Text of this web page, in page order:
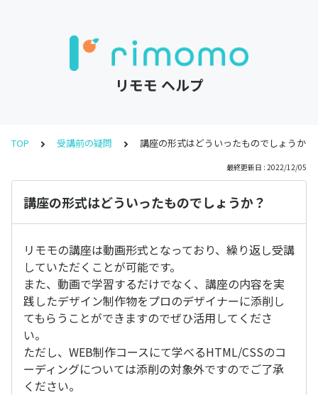
リモモ ヘルプ
TOP 受講前の疑問 講座の形式はどういったものでしょうか？
最終更新日 : 2022/12/05
講座の形式はどういったものでしょうか？
リモモの講座は動画形式となっており、繰り返し受講
していただくことが可能です。
また、動画で学習するだけでなく、講座の内容を実
践したデザイン制作物をプロのデザイナーに添削し
てもらうことができますのでぜひ活用してくださ
い。
ただし、WEB制作コースにて学べるHTML/CSSのコ
ーディングについては添削の対象外ですのでご了承
ください。